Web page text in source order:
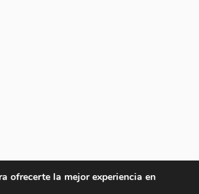
ofrecerte la mejor experiencia en